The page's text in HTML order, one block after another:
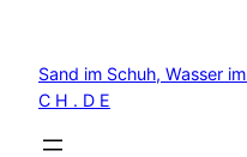
springen
Sand im Schuh, Wasser
C H . D E